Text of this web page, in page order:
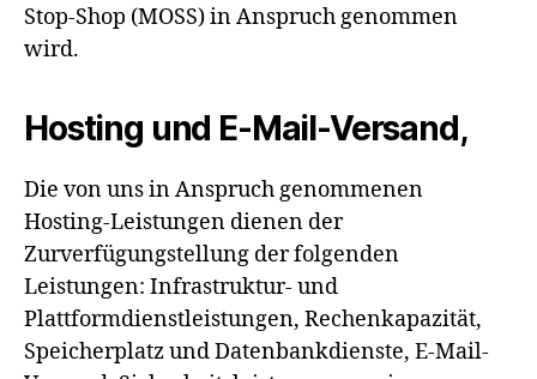
Stop-Shop (MOSS) in Anspruch genommen
wird.
Hosting und E-Mail-Versand,
Die von uns in Anspruch genommenen
Hosting-Leistungen dienen der
Zurverfügungstellung der folgenden
Leistungen: Infrastruktur- und
Plattformdienstleistungen, Rechenkapazität,
Speicherplatz und Datenbankdienste, E-Mail-